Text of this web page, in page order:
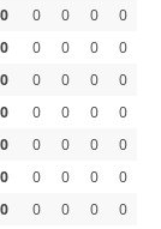
0 0 0 0
0
0 0 0 0
0
0 0 0 0
0
0 0 0 0
0
0 0 0 0
0
0 0 0 0
0
0 0 0 0
0